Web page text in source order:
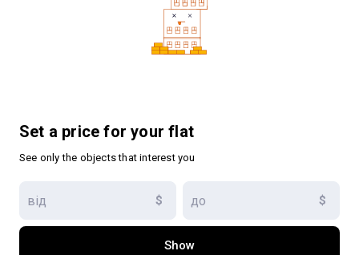
Set a price for your flat
See only the objects that interest you
$ $
Show